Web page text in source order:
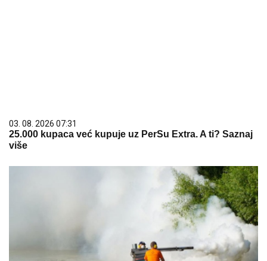
03. 08. 2026 07:31
25.000 kupaca već kupuje uz PerSu Extra. A ti? Saznaj
više